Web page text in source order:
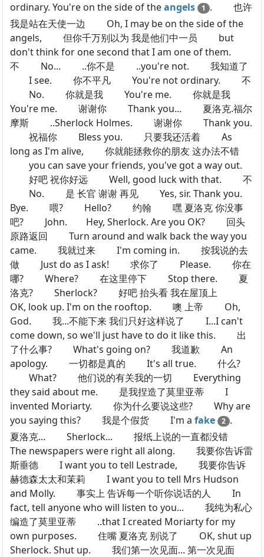
ordinary. You're on the side of theangels 1 . 也许
我是站在天使一边 Oh, I may be on the side of the
angels, 但你千万别以为 我是他们中一员 but
don't think for one second that I am one of them.
不 No... ..你不是 ..you're not. 我知道了
I see. 你不平凡 You're not ordinary. 不
No. 你就是我 You're me. 你就是我
You're me. 谢谢你 Thank you... 夏洛克.福尔
摩斯 ..Sherlock Holmes. 谢谢你 Thank you.
祝福你 Bless you. 只要我还活着 As
long as I'm alive, 你就能拯救你的朋友 这办法不错
you can save your friends, you've got a way out.
好吧 祝你好远 Well, good luck with that. 不
No. 是 长官 谢谢 再见 Yes, sir. Thank you.
Bye. 喂? Hello? 约翰 嘿 夏洛克 你没事
吧? John. Hey, Sherlock. Are you OK? 回头
原路返回 Turn around and walk back the way you
came. 我就过来 I'm coming in. 按我说的去
做 Just do as I ask! 求你了 Please. 你在
哪? Where? 在这里停下 Stop there. 夏
洛克? Sherlock? 好吧 抬头看 我在屋顶上
OK, look up. I'm on the rooftop. 噢 上帝 Oh,
God. 我...不能下来 我们只好这样说了 I...I can't
come down, so we'll just have to do it like this. 出
了什么事? What's going on? 我道歉 An
apology. 一切都是真的 It's all true. 什么?
What? 他们说的有关我的一切 Everything
they said about me. 是我捏造了莫里亚蒂 I
invented Moriarty. 你为什么要说这些? Why are
you saying this? 我是个假货 I'm a fake 2 .
夏洛克... Sherlock... 报纸上说的一直都没错
The newspapers were right all along. 我要你告诉雷
斯垂德 I want you to tell Lestrade, 我要你告诉
赫德森太太和茉莉 I want you to tell Mrs Hudson
and Molly. 事实上 告诉每一个听你说话的人 In
fact, tell anyone who will listen to you... 我纯为私心
编造了莫里亚蒂 ..that I created Moriarty for my
own purposes. 住嘴 夏洛克 别说了 OK, shut up
Sherlock. Shut up. 我们第一次见面... 第一次见面